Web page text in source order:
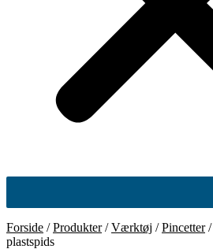
Forside /Produkter/Værktøj /Pincetter/
plastspids